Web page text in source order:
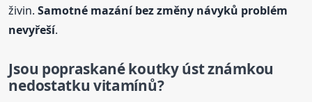
živin.Samotné mazání bez změny návyků problém
nevyřeší.
Jsou popraskanékoutkyúst známkou
nedostatku vitamínů?